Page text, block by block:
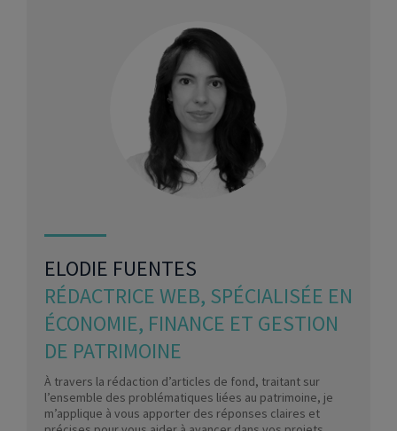
ELODIE FUENTES
RÉDACTRICE WEB, SPÉCIALISÉE EN
ÉCONOMIE, FINANCE ET GESTION
DE PATRIMOINE
À travers la rédaction d’articles de fond, traitant sur
l’ensemble des problématiques liées au patrimoine, je
m’applique à vous apporter des réponses claires et